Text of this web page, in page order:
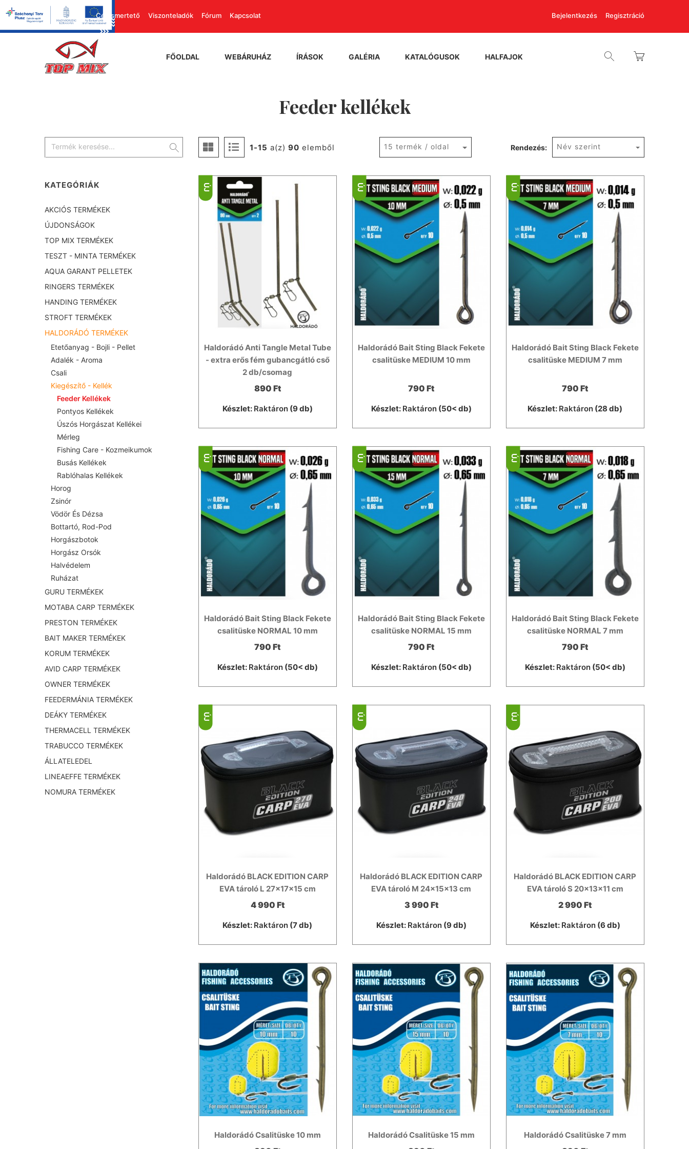
Cégismertető Viszonteladók Fórum Kapcsolat Bejelentkezés Regisztráció
FŐOLDAL WEBÁRUHÁZ ÍRÁSOK GALÉRIA KATALÓGUSOK HALFAJOK
Feeder kellékek
1-15 a(z) 90 elemből 15 termék / oldal Rendezés: Név szerint
Haldorádó Anti Tangle Metal Tube
- extra erős fém gubancgátló cső
2 db/csomag
890 Ft
Készlet: Raktáron(9 db)
ÚJ
Haldorádó Bait Sting Black Fekete
csalitüske MEDIUM 10 mm
790 Ft
Készlet: Raktáron(50< db)
ÚJ
Haldorádó Bait Sting Black Fekete
csalitüske MEDIUM 7 mm
790 Ft
Készlet: Raktáron (28 db)
ÚJ
Haldorádó Bait Sting Black Fekete
csalitüske NORMAL 10 mm
790 Ft
Készlet: Raktáron(50< db)
ÚJ
Haldorádó Bait Sting Black Fekete
csalitüske NORMAL 15 mm
790 Ft
Készlet: Raktáron(50< db)
ÚJ
Haldorádó Bait Sting Black Fekete
csalitüske NORMAL 7 mm
790 Ft
Készlet: Raktáron(50< db)
ÚJ
Haldorádó BLACK EDITION CARP
EVA tároló L 27x17x15 cm
4 990 Ft
Készlet: Raktáron (7 db)
ÚJ
Haldorádó BLACK EDITION CARP
EVA tároló M 24x15x13 cm
3 990 Ft
Készlet: Raktáron(9 db)
ÚJ
Haldorádó BLACK EDITION CARP
EVA tároló S 20x13x11 cm
2 990 Ft
Készlet: Raktáron(6 db)
ÚJ
Haldorádó Csalitüske 10 mm Haldorádó Csalitüske 15 mm Haldorádó Csalitüske 7 mm
KATEGÓRIÁK
AKCIÓS TERMÉKEK
ÚJDONSÁGOK
TOP MIX TERMÉKEK
TESZT - MINTA TERMÉKEK
AQUA GARANT PELLETEK
RINGERS TERMÉKEK
HANDING TERMÉKEK
STROFT TERMÉKEK
HALDORÁDÓ TERMÉKEK
Etetőanyag - Bojli - Pellet
Adalék - Aroma
Csali
Kiegészítő - Kellék
Feeder Kellékek
Pontyos Kellékek
Úszós Horgászat Kellékei
Mérleg
Fishing Care - Kozmeikumok
Busás Kellékek
Rablóhalas Kellékek
Horog
Zsinór
Vödör És Dézsa
Bottartó, Rod-Pod
Horgászbotok
Horgász Orsók
Halvédelem
Ruházat
GURU TERMÉKEK
MOTABA CARP TERMÉKEK
PRESTON TERMÉKEK
BAIT MAKER TERMÉKEK
KORUM TERMÉKEK
AVID CARP TERMÉKEK
OWNER TERMÉKEK
FEEDERMÁNIA TERMÉKEK
DEÁKY TERMÉKEK
THERMACELL TERMÉKEK
TRABUCCO TERMÉKEK
ÁLLATELEDEL
LINEAEFFE TERMÉKEK
NOMURA TERMÉKEK